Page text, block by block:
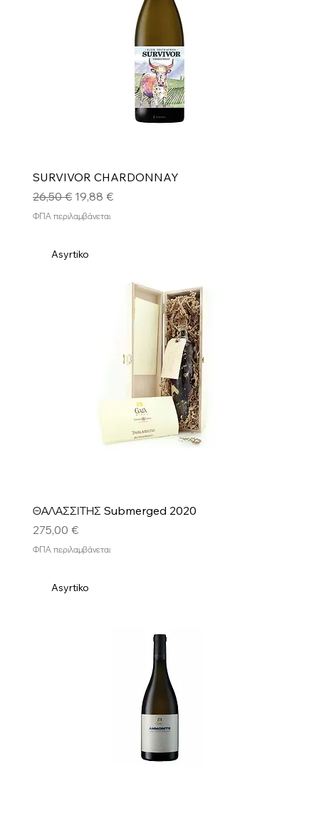
SURVIVOR CHARDONNAY
Κανονική τιμή
26,50 € Τιμή Έκπτωσης
19,88 €
ΦΠΑ περιλαμβάνεται
Asyrtiko
ΘΑΛΑΣΣΙΤΗΣ Submerged 2020
Τιμή
275,00 €
ΦΠΑ περιλαμβάνεται
Asyrtiko